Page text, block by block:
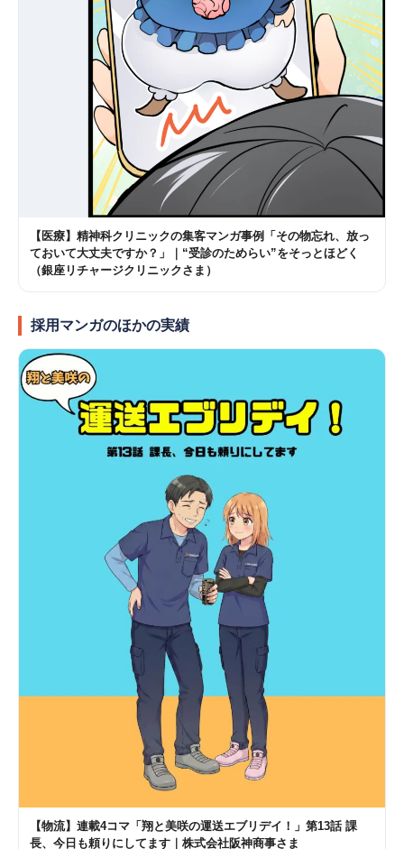
【医療】精神科クリニックの集客マンガ事例「その物忘れ、放っ
ておいて大丈夫ですか？」｜“受診のためらい”をそっとほどく
（銀座リチャージクリニックさま）
採用マンガのほかの実績
【物流】連載4コマ「翔と美咲の運送エブリデイ！」第13話 課
長、今日も頼りにしてます｜株式会社阪神商事さま